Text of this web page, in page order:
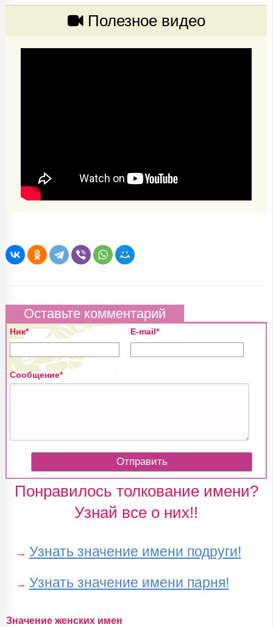
Полезное видео
Оставьте комментарий
Ник* E-mail*
Сообщение*
Понравилось толкование имени?
Узнай все о них!!
→ Узнать значение имени подруги!
→ Узнать значение имени парня!
Значение женских имен